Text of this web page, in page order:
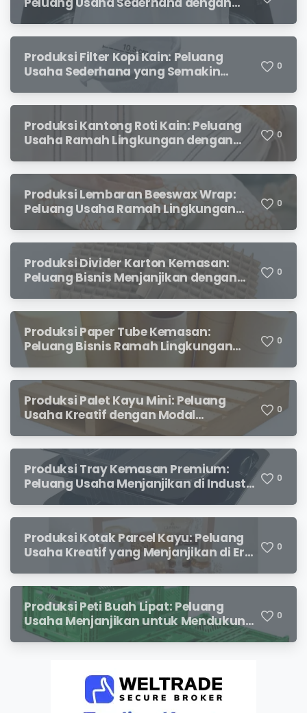
Permintaan yang Terus Meningkat
Produksi Filter Kopi Kain: Peluang
Usaha Sederhana yang Semakin
Diminati Pecinta Kopi
0
Produksi Kantong Roti Kain: Peluang
Usaha Ramah Lingkungan dengan
0
Produksi Lembaran Beeswax Wrap:
Peluang Usaha Ramah Lingkungan
yang Menjanjikan
0
Produksi Divider Karton Kemasan:
Peluang Bisnis Menjanjikan dengan
Permintaan yang Terus Meningkat
0
Produksi Paper Tube Kemasan:
Peluang Bisnis Ramah Lingkungan
0
Produksi Palet Kayu Mini: Peluang
Usaha Kreatif dengan Modal
Terjangkau dan Potensi Keuntungan
0
Produksi Tray Kemasan Premium:
Peluang Usaha Menjanjikan di Industri
Packaging Modern
0
Produksi Kotak Parcel Kayu: Peluang
Usaha Kreatif yang Menjanjikan di Era
Kemasan Premium
0
Produksi Peti Buah Lipat: Peluang
Usaha Menjanjikan untuk Mendukung
Distribusi Hasil Pertanian
0